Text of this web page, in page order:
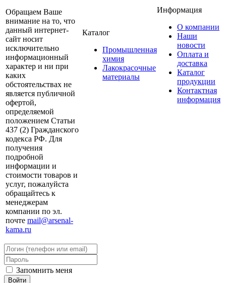
Обращаем Ваше
внимание на то, что
данный интернет-
сайт носит
исключительно
информационный
характер и ни при
каких
обстоятельствах не
является публичной
офертой,
определяемой
положением Статьи
437 (2) Гражданского
кодекса РФ. Для
получения
подробной
информации и
стоимости товаров и
услуг, пожалуйста
обращайтесь к
менеджерам
компании по эл.
почте mail@arsenal-
kama.ru
Каталог
Промышленная
химия
Лакокрасочные
материалы
Информация
О компании
Наши
новости
Оплата и
доставка
Каталог
продукции
Контактная
информация
Запомнить меня